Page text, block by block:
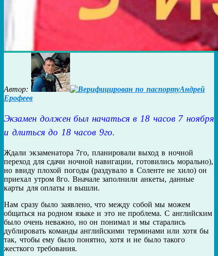
Автор:
Андрей
Ерофеев
Экзамен должен был начаться в 18 часов 7 ноября
и длиться до 18 часов 9го.
Ждали экзаменатора 7го, планировали выход в ночной
переход для сдачи ночной навигации, готовились морально),
но ввиду плохой погоды (раздувало в Соленте не хило) он
приехал утром 8го. Вначале заполнили анкеты, данные
карты для оплаты и вышли.
Нам сразу было заявлено, что между собой мы можем
общаться на родном языке и это не проблема. С английским
было очень неважно, но он понимал и мы старались
дублировать команды английскими терминами или хотя бы
так, чтобы ему было понятно, хотя и не было такого
жесткого требования.